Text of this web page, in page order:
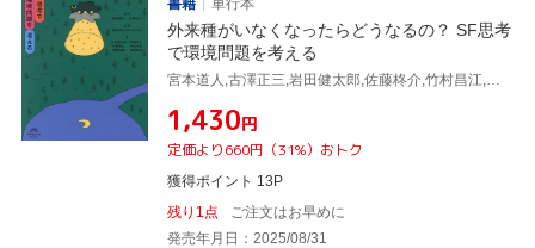
外来種がいなくなったらどうなるの？ SF思考
で環境問題を考える
¥1,430円
定価より660円（31%）おトク
獲得ポイント 13P
残り1点
ご注文はお早めに
発売年月日：2025/08/31